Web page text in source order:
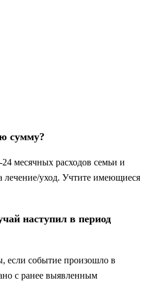
сумму?
месячных расходов семьи и
лечение/уход. Учтите имеющиеся
наступил в период
событие произошло в
с ранее выявленным